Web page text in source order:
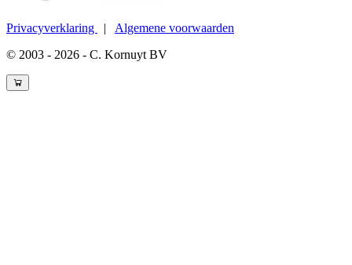
Privacyverklaring | Algemene voorwaarden
© 2003 - 2026 - C. Kornuyt BV